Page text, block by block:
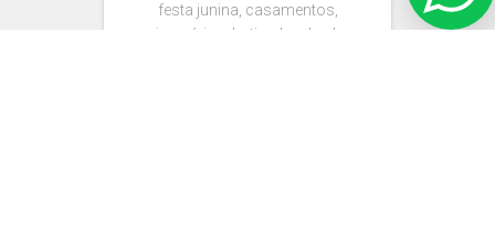
festa junina, casamentos,
aniversários, batizados, bodas,